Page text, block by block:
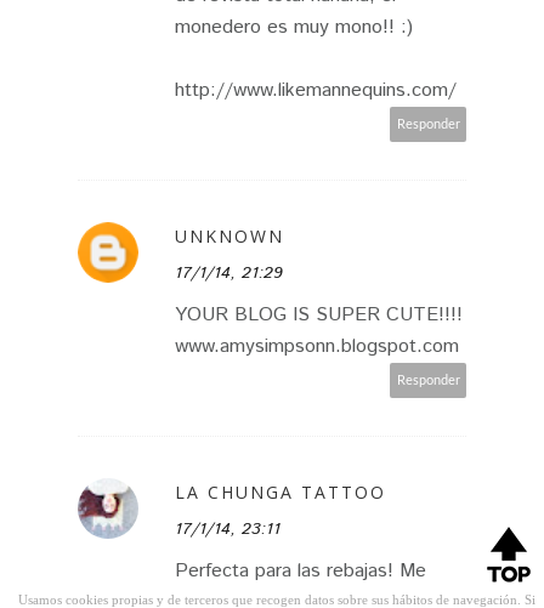
monedero es muy mono!! :)
http://www.likemannequins.com/
Responder
UNKNOWN
17/1/14, 21:29
YOUR BLOG IS SUPER CUTE!!!!
www.amysimpsonn.blogspot.com
Responder
LA CHUNGA TATTOO
17/1/14, 23:11
Perfecta para las rebajas! Me
Usamos cookies propias y de terceros que recogen datos sobre sus hábitos de navegación. Si